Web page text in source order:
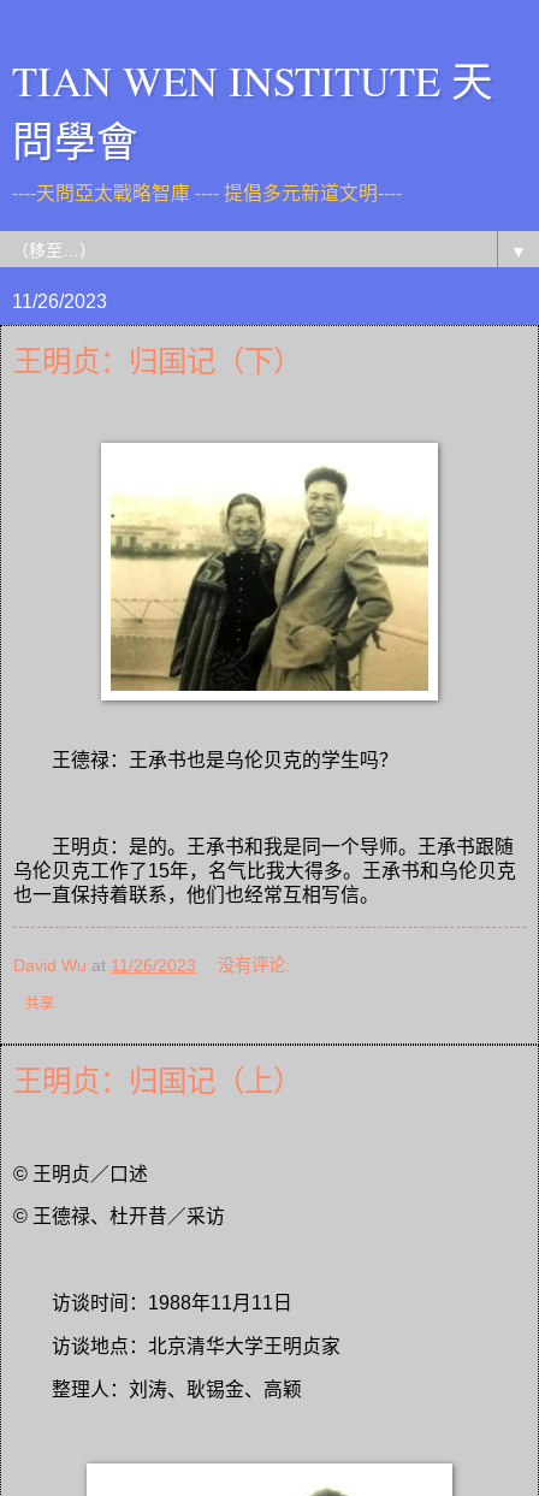
TIAN WEN INSTITUTE 天
問學會
----天問亞太戰略智庫 ---- 提倡多元新道文明----
▼
11/26/2023
王明贞：归国记（下）
王德禄：王承书也是乌伦贝克的学生吗？
王明贞：是的。王承书和我是同一个导师。王承书跟随
乌伦贝克工作了15年，名气比我大得多。王承书和乌伦贝克
也一直保持着联系，他们也经常互相写信。
David Wu at 11/26/2023 没有评论:
共享
王明贞：归国记（上）
© 王明贞／口述
© 王德禄、杜开昔／采访
访谈时间：1988年11月11日
访谈地点：北京清华大学王明贞家
整理人：刘涛、耿锡金、高颖